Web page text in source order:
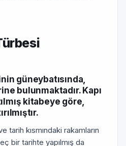
güneybatısında,
bulunmaktadır. Kapı
kitabeye göre,
tarih kısmındaki rakamların
bir tarihte yapılmış da